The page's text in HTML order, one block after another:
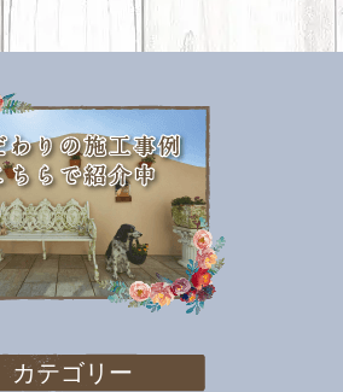
カテゴリー